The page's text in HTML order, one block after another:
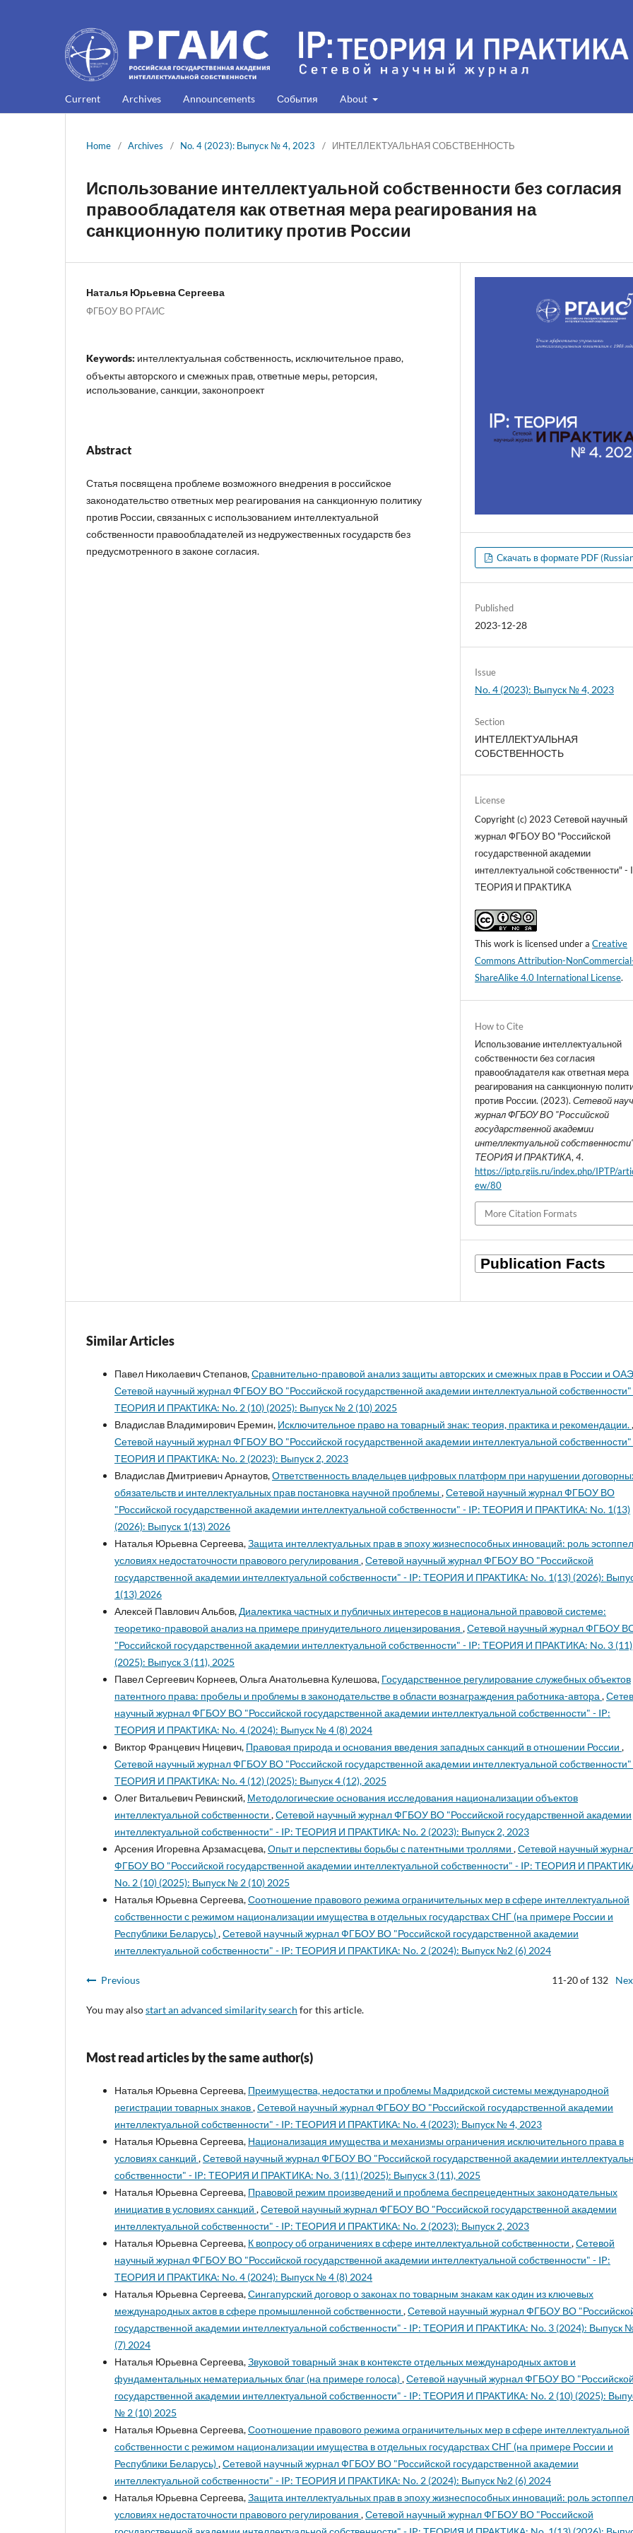
Current Archives Announcements События About
Home / Archives / No. 4 (2023): Выпуск № 4, 2023 / ИНТЕЛЛЕКТУАЛЬНАЯ СОБСТВЕННОСТЬ
Использование интеллектуальной собственности без согласия
правообладателя как ответная мера реагирования на
санкционную политику против России
Наталья Юрьевна Сергеева
ФГБОУ ВО РГАИС
Keywords: интеллектуальная собственность, исключительное право,
объекты авторского и смежных прав, ответные меры, реторсия,
использование, санкции, законопроект
Abstract
Статья посвящена проблеме возможного внедрения в российское
законодательство ответных мер реагирования на санкционную политику
против России, связанных с использованием интеллектуальной
собственности правообладателей из недружественных государств без
предусмотренного в законе согласия.
Скачать в формате PDF
Published
2023-12-28
Issue
No. 4 (2023): Выпуск № 4, 2023
Section
ИНТЕЛЛЕКТУАЛЬНАЯ
СОБСТВЕННОСТЬ
License
Copyright (c) 2023 Сетевой научный
журнал ФГБОУ ВО "Российской
государственной академии
интеллектуальной собственности" -
ТЕОРИЯ И ПРАКТИКА
This work is licensed under aCreative
Commons Attribution-
ShareAlike 4.0 International License.
How to Cite
Использование интеллектуальной
собственности без согласия
правообладателя как ответная мера
реагирования на санкционную
против России. (2023).Сетевой
журнал ФГБОУ ВО "Российской
государственной академии
интеллектуальной
ТЕОРИЯ И ПРАКТИКА,4.
https://iptp.rgiis.ru/index.php/IPTP/
ew/80
More Citation Formats
Similar Articles
Павел Николаевич Степанов,Сравнительно-правовой анализ защиты авторских и смежных прав в России и ОАЭ
Сетевой научный журнал ФГБОУ ВО "Российской государственной академии интеллектуальной собственности"
ТЕОРИЯ И ПРАКТИКА: No. 2 (10) (2025): Выпуск № 2 (10) 2025
Владислав Владимирович Еремин, Исключительное право на товарный знак: теория, практика и рекомендации.,
Сетевой научный журнал ФГБОУ ВО "Российской государственной академии интеллектуальной собственности"
ТЕОРИЯ И ПРАКТИКА: No. 2 (2023): Выпуск 2, 2023
Владислав Дмитриевич Арнаутов,Ответственность владельцев цифровых платформ при нарушении
обязательств и интеллектуальных прав постановка научной проблемы,Сетевой научный журнал ФГБОУ ВО
"Российской государственной академии интеллектуальной собственности" - IP: ТЕОРИЯ И ПРАКТИКА: No. 1(13)
(2026): Выпуск 1(13) 2026
Наталья Юрьевна Сергеева,Защита интеллектуальных прав в эпоху жизнеспособных инноваций: роль
условиях недостаточности правового регулирования ,Сетевой научный журнал ФГБОУ ВО "Российской
государственной академии интеллектуальной собственности" - IP: ТЕОРИЯ И ПРАКТИКА: No. 1(13) (2026):
1(13) 2026
Алексей Павлович Альбов, Диалектика частных и публичных интересов в национальной правовой системе:
теоретико-правовой анализ на примере принудительного лицензирования ,Сетевой научный журнал ФГБОУ
"Российской государственной академии интеллектуальной собственности" - IP: ТЕОРИЯ И ПРАКТИКА: No. 3 (11)
(2025): Выпуск 3 (11), 2025
Павел Сергеевич Корнеев, Ольга Анатольевна Кулешова, Государственное регулирование служебных объектов
патентного права: пробелы и проблемы в законодательстве в области вознаграждения работника-автора ,
научный журнал ФГБОУ ВО "Российской государственной академии интеллектуальной собственности" - IP:
ТЕОРИЯ И ПРАКТИКА: No. 4 (2024): Выпуск № 4 (8) 2024
Виктор Францевич Ницевич, Правовая природа и основания введения западных санкций в отношении России ,
Сетевой научный журнал ФГБОУ ВО "Российской государственной академии интеллектуальной собственности"
ТЕОРИЯ И ПРАКТИКА: No. 4 (12) (2025): Выпуск 4 (12), 2025
Олег Витальевич Ревинский, Методологические основания исследования национализации объектов
интеллектуальной собственности ,Сетевой научный журнал ФГБОУ ВО "Российской государственной академии
интеллектуальной собственности" - IP: ТЕОРИЯ И ПРАКТИКА: No. 2 (2023): Выпуск 2, 2023
Арсения Игоревна Арзамасцева,Опыт и перспективы борьбы с патентными троллями ,Сетевой научный
ФГБОУ ВО "Российской государственной академии интеллектуальной собственности" - IP: ТЕОРИЯ И
No. 2 (10) (2025): Выпуск № 2 (10) 2025
Наталья Юрьевна Сергеева,Соотношение правового режима ограничительных мер в сфере интеллектуальной
собственности с режимом национализации имущества в отдельных государствах СНГ (на примере России и
Республики Беларусь),Сетевой научный журнал ФГБОУ ВО "Российской государственной академии
интеллектуальной собственности" - IP: ТЕОРИЯ И ПРАКТИКА: No. 2 (2024): Выпуск №2 (6) 2024
Previous 11-20 of 132
You may alsostart an advanced similarity search for this article.
Most read articles by the same author(s)
Наталья Юрьевна Сергеева, Преимущества, недостатки и проблемы Мадридской системы международной
регистрации товарных знаков,Сетевой научный журнал ФГБОУ ВО "Российской государственной академии
интеллектуальной собственности" - IP: ТЕОРИЯ И ПРАКТИКА: No. 4 (2023): Выпуск № 4, 2023
Наталья Юрьевна Сергеева, Национализация имущества и механизмы ограничения исключительного права в
условиях санкций ,Сетевой научный журнал ФГБОУ ВО "Российской государственной академии
собственности" - IP: ТЕОРИЯ И ПРАКТИКА: No. 3 (11) (2025): Выпуск 3 (11), 2025
Наталья Юрьевна Сергеева, Правовой режим произведений и проблема беспрецедентных законодательных
инициатив в условиях санкций ,Сетевой научный журнал ФГБОУ ВО "Российской государственной академии
интеллектуальной собственности" - IP: ТЕОРИЯ И ПРАКТИКА: No. 2 (2023): Выпуск 2, 2023
Наталья Юрьевна Сергеева, К вопросу об ограничениях в сфере интеллектуальной собственности ,Сетевой
научный журнал ФГБОУ ВО "Российской государственной академии интеллектуальной собственности" - IP:
ТЕОРИЯ И ПРАКТИКА: No. 4 (2024): Выпуск № 4 (8) 2024
Наталья Юрьевна Сергеева,Сингапурский договор о законах по товарным знакам как один из ключевых
международных актов в сфере промышленной собственности ,Сетевой научный журнал ФГБОУ ВО
государственной академии интеллектуальной собственности" - IP: ТЕОРИЯ И ПРАКТИКА: No. 3 (2024): Выпуск
(7) 2024
Наталья Юрьевна Сергеева,Звуковой товарный знак в контексте отдельных международных актов и
фундаментальных нематериальных благ (на примере голоса),Сетевой научный журнал ФГБОУ ВО "Российской
государственной академии интеллектуальной собственности" - IP: ТЕОРИЯ И ПРАКТИКА: No. 2 (10) (2025):
№ 2 (10) 2025
Наталья Юрьевна Сергеева,Соотношение правового режима ограничительных мер в сфере интеллектуальной
собственности с режимом национализации имущества в отдельных государствах СНГ (на примере России и
Республики Беларусь),Сетевой научный журнал ФГБОУ ВО "Российской государственной академии
интеллектуальной собственности" - IP: ТЕОРИЯ И ПРАКТИКА: No. 2 (2024): Выпуск №2 (6) 2024
Наталья Юрьевна Сергеева,Защита интеллектуальных прав в эпоху жизнеспособных инноваций: роль
условиях недостаточности правового регулирования ,Сетевой научный журнал ФГБОУ ВО "Российской